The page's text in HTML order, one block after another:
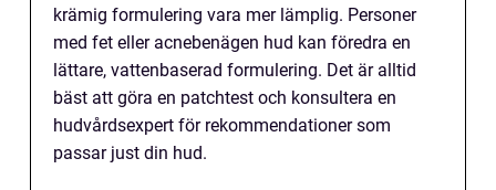
krämig formulering vara mer lämplig. Personer
med fet eller acnebenägen hud kan föredra en
lättare, vattenbaserad formulering. Det är alltid
bäst att göra en patchtest och konsultera en
hudvårdsexpert för rekommendationer som
passar just din hud.